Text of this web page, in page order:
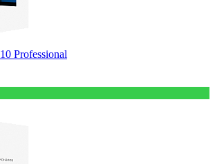
Professional